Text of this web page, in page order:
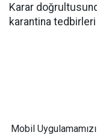
Karar
karantina tedbirleri
Mobil